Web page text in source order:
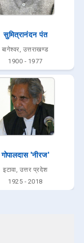
सुमित्रानंदन पंत
बागेश्वर, उत्तराखण्ड
1900 - 1977
गोपालदास 'नीरज'
इटावा, उत्तर प्रदेश
1925 - 2018